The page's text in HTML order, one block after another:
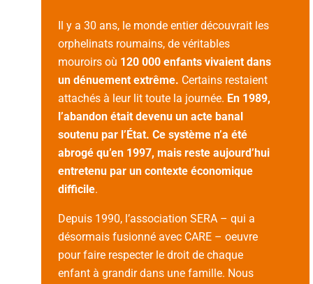
Il y a 30 ans, le monde entier découvrait les
orphelinats roumains, de véritables
mouroirs où 120 000 enfants vivaient dans
un dénuement extrême. Certains restaient
attachés à leur lit toute la journée. En 1989,
l’abandon était devenu un acte banal
soutenu par l’État. Ce système n’a été
abrogé qu’en 1997, mais reste aujourd’hui
entretenu par un contexte économique
difficile.
Depuis 1990, l’association SERA – qui a
désormais fusionné avec CARE – oeuvre
pour faire respecter le droit de chaque
enfant à grandir dans une famille. Nous